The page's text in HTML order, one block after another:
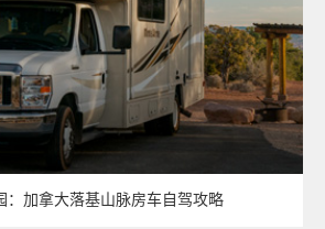
：加拿大落基山脉房车自驾攻略